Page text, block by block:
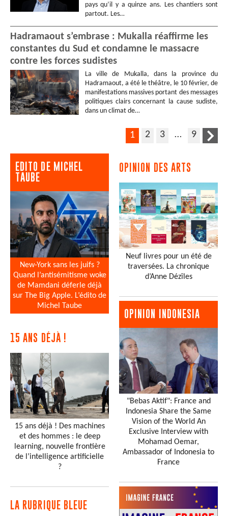
pays qu’il y a quinze ans. Les chantiers sont
partout. Les…
Hadramaout s’embrase : Mukalla réaffirme les
constantes du Sud et condamne le massacre
contre les forces sudistes
La ville de Mukalla, dans la province du
Hadramaout, a été le théâtre, le 10 février, de
manifestations massives portant des messages
politiques clairs concernant la cause sudiste,
dans un climat de…
1 2 3 … 9
EDITO DE MICHEL
TAUBE
New-York sans les juifs ?
Quand l’antisémitisme woke
de Mamdani déferle déjà
sur The Big Apple. L’édito de
Michel Taube
15 ANS DÉJÀ !
15 ans déjà ! Des machines
et des hommes : le deep
learning, nouvelle frontière
de l’intelligence artificielle
?
LA RUBRIQUE BLEUE
OPINION DES ARTS
Neuf livres pour un été de
traversées. La chronique
d’Anne Dézîles
OPINION INDONESIA
"Bebas Aktif": France and
Indonesia Share the Same
Vision of the World An
Exclusive Interview with
Mohamad Oemar,
Ambassador of Indonesia to
France